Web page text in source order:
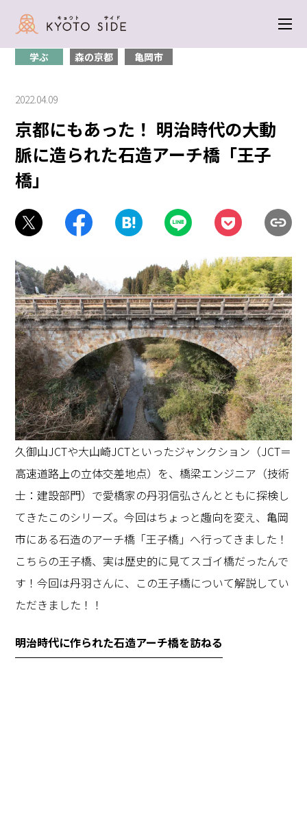
チ橋「王子橋」
学ぶ 森の京都 亀岡市
2022.04.09
京都にもあった！ 明治時代の大動
脈に造られた石造アーチ橋「王子
橋」
久御山JCTや大山崎JCTといったジャンクション（JCT＝
高速道路上の立体交差地点）を、橋梁エンジニア（技術
士：建設部門）で愛橋家の丹羽信弘さんとともに探検し
てきたこのシリーズ。今回はちょっと趣向を変え、亀岡
市にある石造のアーチ橋「王子橋」へ行ってきました！
こちらの王子橋、実は歴史的に見てスゴイ橋だったんで
す！今回は丹羽さんに、この王子橋について解説してい
ただきました！！
明治時代に作られた石造アーチ橋を訪ねる